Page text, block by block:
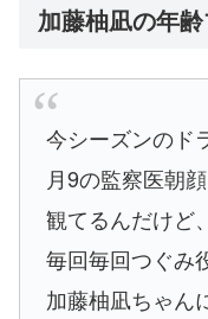
加藤柚凪の年
今シーズンのド
月9の監察医朝
観てるんだけど
毎回毎回つぐみ
加藤柚凪ちゃん